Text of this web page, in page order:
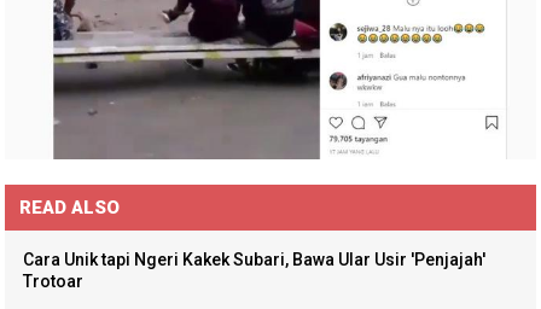
READ ALSO
Cara Unik tapi Ngeri Kakek Subari, Bawa Ular Usir 'Penjajah'
Trotoar